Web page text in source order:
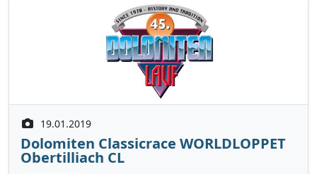
19.01.2019
Dolomiten Classicrace WORLDLOPPET
Obertilliach CL